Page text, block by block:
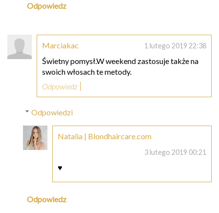
Odpowiedz
Marciakac 1 lutego 2019 22:38
Świetny pomysł.W weekend zastosuje także na
swoich włosach te metody.
Odpowiedz
Odpowiedzi
Natalia | Blondhaircare.com
3 lutego 2019 00:21
♥
Odpowiedz